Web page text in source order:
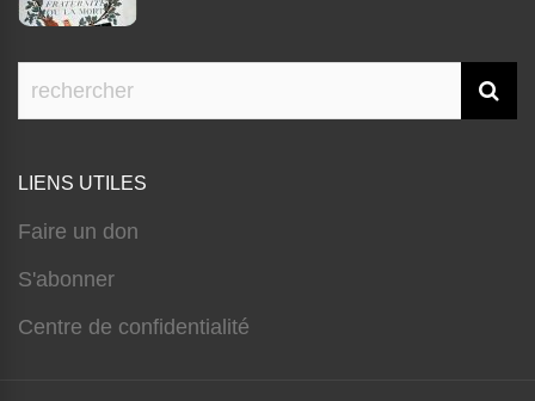
LIENS UTILES
Faire un don
S'abonner
Centre de confidentialité